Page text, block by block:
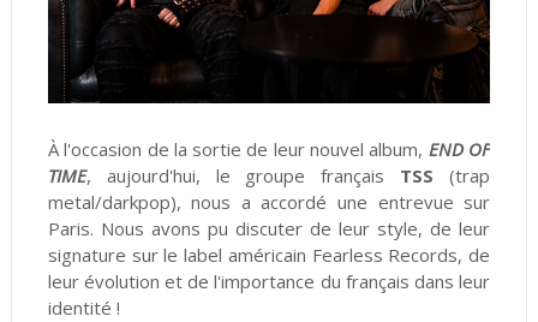
À l'occasion de la sortie de leur nouvel album, END OF
TIME, aujourd'hui, le groupe français TSS (trap
metal/darkpop), nous a accordé une entrevue sur
Paris. Nous avons pu discuter de leur style, de leur
signature sur le label américain Fearless Records, de
leur évolution et de l'importance du français dans leur
identité !